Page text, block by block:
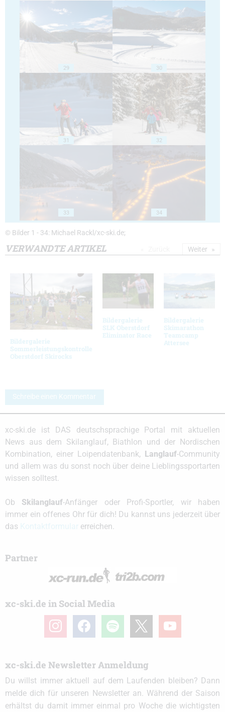
29 30
31 32
33 34
© Bilder 1 - 34: Michael Rackl/xc-ski.de;
VERWANDTE ARTIKEL
Bildergalerie
Sommerleistungskontrolle
Oberstdorf Skirocks
Bildergalerie
SLK Oberstdorf
Eliminator Race
Bildergalerie
Skimarathon
Teamcamp
Attersee
Weiter
Schreibe einen Kommentar
xc-ski.de ist DAS deutschsprachige Portal mit aktuellen
News aus dem Skilanglauf, Biathlon und der Nordischen
Kombination, einer Loipendatenbank, Langlauf-Community
und allem was du sonst noch über deine Lieblingssportarten
wissen solltest.
Ob Skilanglauf-Anfänger oder Profi-Sportler, wir haben
immer ein offenes Ohr für dich! Du kannst uns jederzeit über
das
erreichen.
Partner
xc-ski.de in Social Media
instagramfacebook spotify youtube
xc-ski.de Newsletter Anmeldung
Du willst immer aktuell auf dem Laufenden bleiben? Dann
melde dich für unseren Newsletter an. Während der Saison
erhältst du damit immer einmal pro Woche die wichtigsten